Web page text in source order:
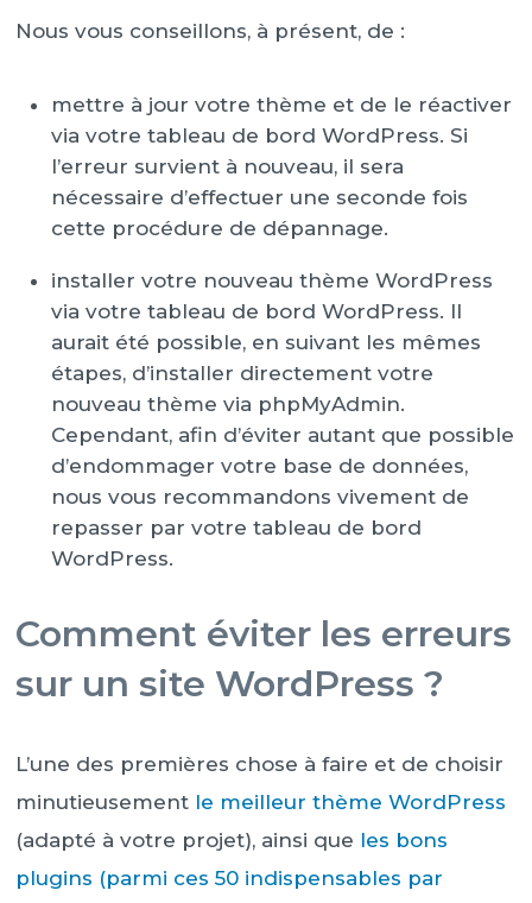
Nous vous conseillons, à présent, de :
mettre à jour votre thème et de le réactiver
via votre tableau de bord WordPress. Si
l’erreur survient à nouveau, il sera
nécessaire d’effectuer une seconde fois
cette procédure de dépannage.
installer votre nouveau thème WordPress
via votre tableau de bord WordPress. Il
aurait été possible, en suivant les mêmes
étapes, d’installer directement votre
nouveau thème via phpMyAdmin.
Cependant, afin d’éviter autant que possible
d’endommager votre base de données,
nous vous recommandons vivement de
repasser par votre tableau de bord
WordPress.
Comment éviter les erreurs
sur un site WordPress ?
L’une des premières chose à faire et de choisir
minutieusement le meilleur thème WordPress
(adapté à votre projet), ainsi que les bons
plugins (parmi ces 50 indispensables par